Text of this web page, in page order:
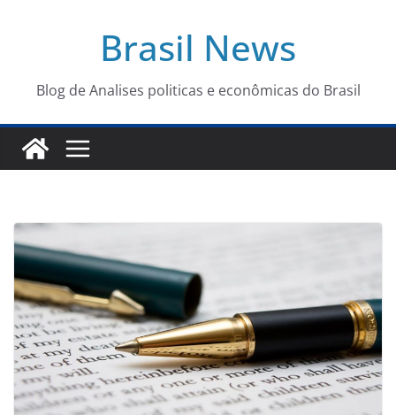
conteúdo
Brasil News
Blog de Analises politicas e econômicas do Brasil